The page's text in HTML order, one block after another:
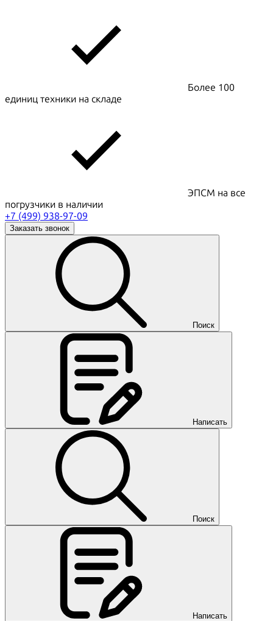
Более 100
единиц техники на складе
ЭПСМ на все
погрузчики в наличии
+7 (499) 938-97-09
Заказать звонок
Поиск
Написать
Поиск
Написать